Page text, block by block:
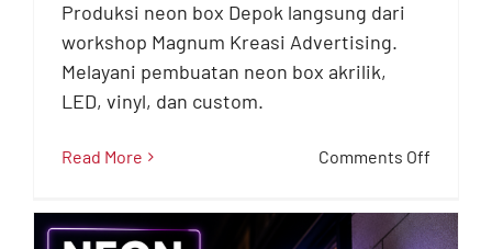
Kreasi Advertising
Neon Box
Produksi neon box Depok langsung dari
workshop Magnum Kreasi Advertising.
Melayani pembuatan neon box akrilik,
LED, vinyl, dan custom.
Read More Comments Off
Neon
Box